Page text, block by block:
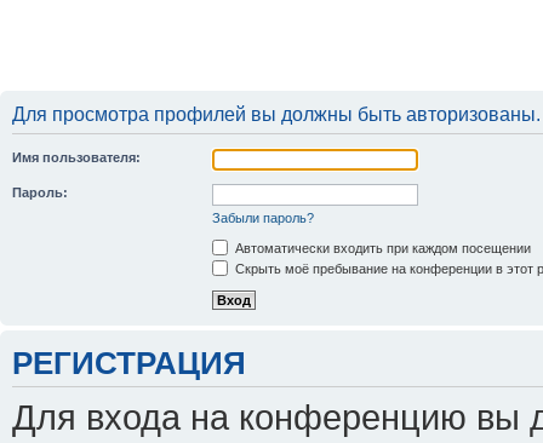
Для просмотра профилей вы должны быть авторизованы.
Имя пользователя:
Пароль:
Забыли пароль?
Автоматически входить при каждом посещении
Скрыть моё пребывание на конференции в этот
РЕГИСТРАЦИЯ
Для входа на конференцию вы